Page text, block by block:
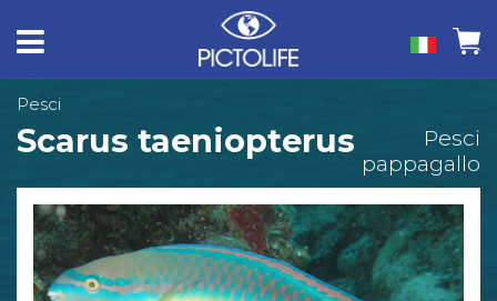
Pesci
Scarus taeniopterus
Pesci
pappagallo